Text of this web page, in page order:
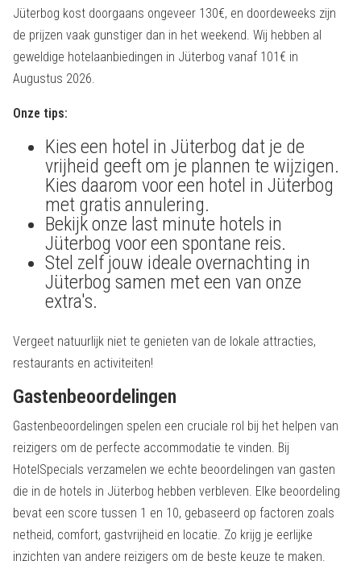
Jüterbog kost doorgaans ongeveer 130€, en doordeweeks zijn
de prijzen vaak gunstiger dan in het weekend. Wij hebben al
geweldige hotelaanbiedingen in Jüterbog vanaf 101€ in
Augustus 2026.
Onze tips:
Kies een hotel in Jüterbog dat je de
vrijheid geeft om je plannen te wijzigen.
Kies daarom voor een hotel in Jüterbog
met gratis annulering.
Bekijk onze last minute hotels in
Jüterbog voor een spontane reis.
Stel zelf jouw ideale overnachting in
Jüterbog samen met een van onze
extra's.
Vergeet natuurlijk niet te genieten van de lokale attracties,
restaurants en activiteiten!
Gastenbeoordelingen
Gastenbeoordelingen spelen een cruciale rol bij het helpen van
reizigers om de perfecte accommodatie te vinden. Bij
HotelSpecials verzamelen we echte beoordelingen van gasten
die in de hotels in Jüterbog hebben verbleven. Elke beoordeling
bevat een score tussen 1 en 10, gebaseerd op factoren zoals
netheid, comfort, gastvrijheid en locatie. Zo krijg je eerlijke
inzichten van andere reizigers om de beste keuze te maken.